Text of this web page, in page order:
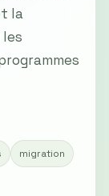
la
migration